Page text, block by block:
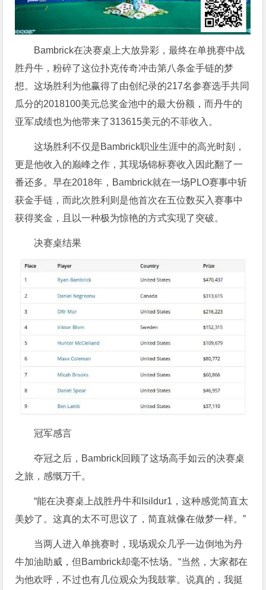
Bambrick在决赛桌上大放异彩，最终在单挑赛中战
胜丹牛，粉碎了这位扑克传奇冲击第八条金手链的梦
想。这场胜利为他赢得了由创纪录的217名参赛选手共同
瓜分的2018100美元总奖金池中的最大份额，而丹牛的
亚军成绩也为他带来了313615美元的不菲收入。
这场胜利不仅是Bambrick职业生涯中的高光时刻，
更是他收入的巅峰之作，其现场锦标赛收入因此翻了一
番还多。早在2018年，Bambrick就在一场PLO赛事中斩
获金手链，而此次胜利则是他首次在五位数买入赛事中
获得奖金，且以一种极为惊艳的方式实现了突破。
决赛桌结果
冠军感言
夺冠之后，Bambrick回顾了这场高手如云的决赛桌
之旅，感慨万千。
“能在决赛桌上战胜丹牛和Isildur1，这种感觉简直太
美妙了。这真的太不可思议了，简直就像在做梦一样。”
当两人进入单挑赛时，现场观众几乎一边倒地为丹
牛加油助威，但Bambrick却毫不怯场。“当然，大家都在
为他欢呼，不过也有几位观众为我鼓掌。说真的，我挺